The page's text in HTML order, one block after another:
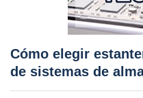
Cómo elegir
de sistemas de